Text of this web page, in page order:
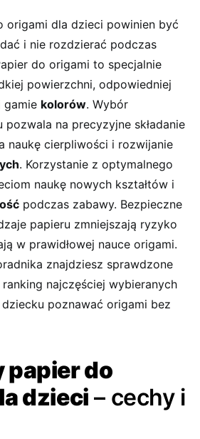
origami dla dzieci powinien być
i nie rozdzierać podczas
do origami to specjalnie
powierzchni, odpowiedniej
gamie kolorów. Wybór
pozwala na precyzyjne składanie
naukę cierpliwości i rozwijanie
. Korzystanie z optymalnego
naukę nowych kształtów i
podczas zabawy. Bezpieczne
papieru zmniejszają ryzyko
w prawidłowej nauce origami.
znajdziesz sprawdzone
najczęściej wybieranych
poznawać origami bez
papier do
dzieci – cechy i